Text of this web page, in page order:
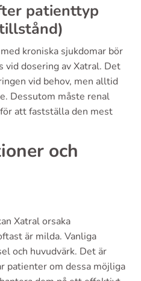
patienttyp
kroniska sjukdomar bör
dosering av Xatral. Det
vid behov, men alltid
Dessutom måste renal
att fastställa den mest
och
Xatral orsaka
är milda. Vanliga
och huvudvärk. Det är
patienter om dessa möjliga